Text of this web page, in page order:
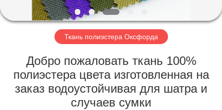
ПУТЕШЕСТВИЕ
ФАБРИКИ
ПРОВЕРКА
КАЧЕСТВА
Ткань полиэстера Оксфорда
Добро пожаловать ткань 100%
полиэстера цвета изготовленная на
заказ водоустойчивая для шатра и
случаев сумки